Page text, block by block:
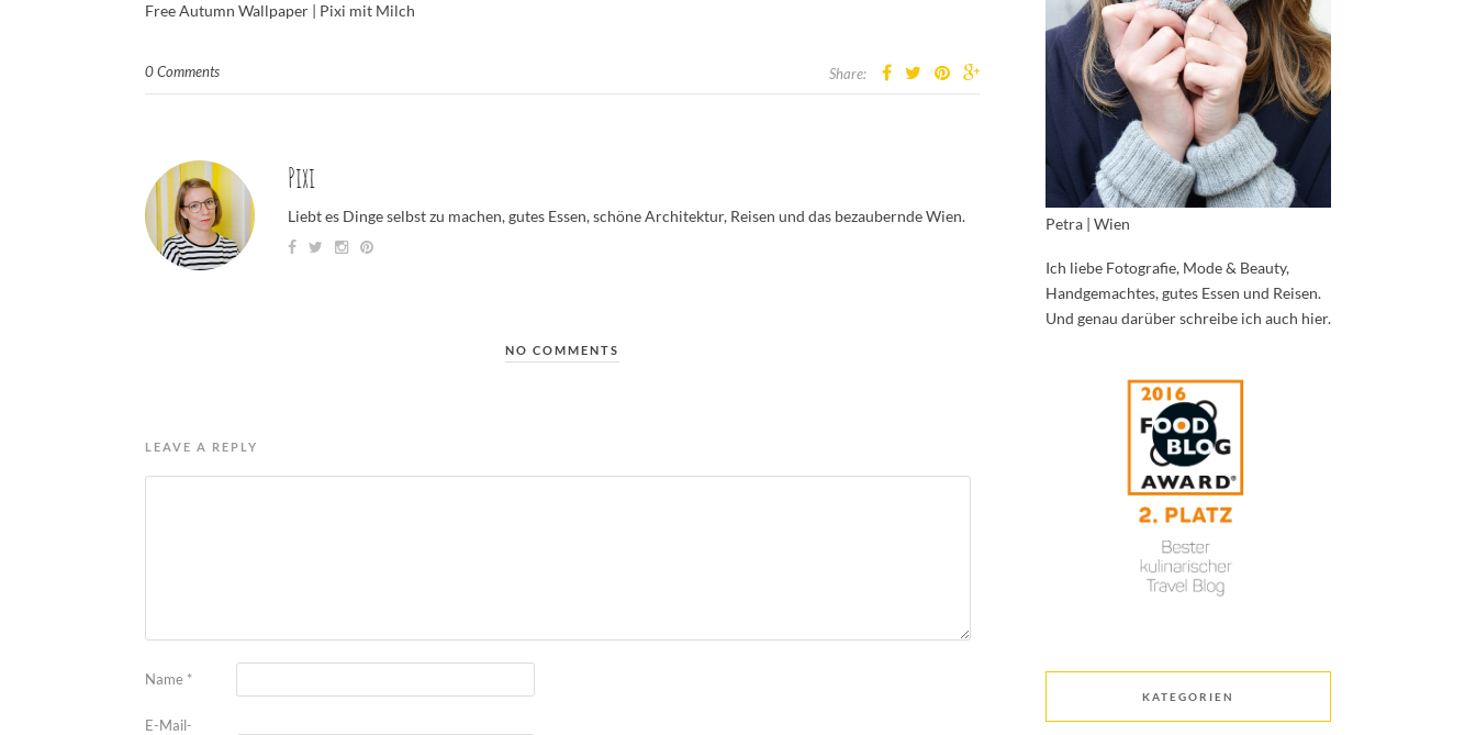
Free Autumn Wallpaper | Pixi mit Milch
0 Comments Share:
Pixi
Liebt es Dinge selbst zu machen, gutes Essen, schöne Architektur, Reisen und das bezaubernde Wien.
NO COMMENTS
LEAVE A REPLY
Name *
E-Mail-
Petra | Wien
Ich liebe Fotografie, Mode & Beauty,
Handgemachtes, gutes Essen und Reisen.
Und genau darüber schreibe ich auch hier.
KATEGORIEN